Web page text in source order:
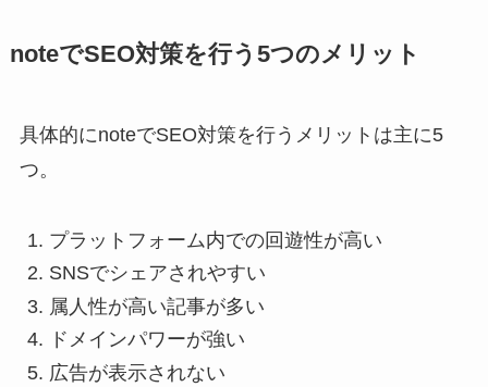
noteでSEO対策を行う5つのメリット
具体的にnoteでSEO対策を行うメリットは主に5
つ。
プラットフォーム内での回遊性が高い
SNSでシェアされやすい
属人性が高い記事が多い
ドメインパワーが強い
広告が表示されない